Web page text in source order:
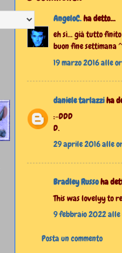
AngeloC.ha detto...
eh sì... già tutto
buon fine settimana
19 marzo 2016 alle
daniele tarlazziha
:-DDD
D.
29 aprile 2016 alle
Bradley Russoha
This was lovelyy to
9 febbraio 2022
Posta un commento